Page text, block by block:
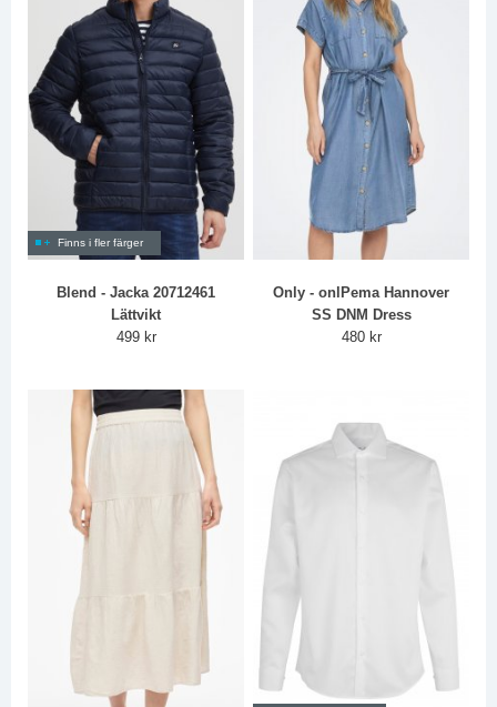
Finns i fler färger
Blend - Jacka 20712461
Lättvikt
499 kr
Only - onlPema Hannover
SS DNM Dress
480 kr